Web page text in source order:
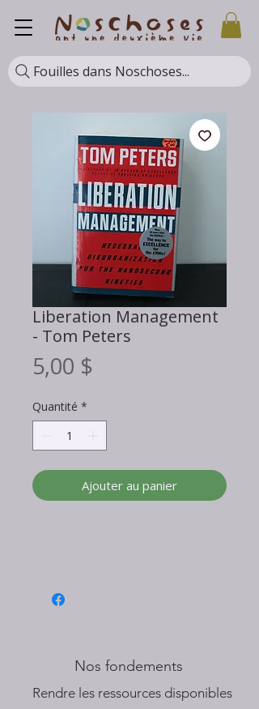
Fouilles dans Noschoses...
Liberation Management
- Tom Peters
5,00 $
Quantité *
Ajouter au panier
Nos fondements
​Rendre les ressources disponibles